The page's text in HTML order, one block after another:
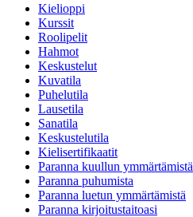
Kielioppi
Kurssit
Roolipelit
Hahmot
Keskustelut
Kuvatila
Puhelutila
Lausetila
Sanatila
Keskustelutila
Kielisertifikaatit
Paranna kuullun ymmärtämistä
Paranna puhumista
Paranna luetun ymmärtämistä
Paranna kirjoitustaitoasi